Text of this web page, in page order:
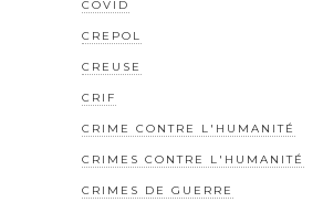
COVID
CREPOL
CREUSE
CRIF
CRIME CONTRE L'HUMANITÉ
CRIMES CONTRE L'HUMANITÉ
CRIMES DE GUERRE